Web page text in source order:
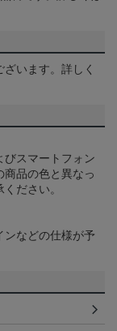
います。詳しく
びスマートフォン
品の色と異なっ
ださい。
ンなどの仕様が予